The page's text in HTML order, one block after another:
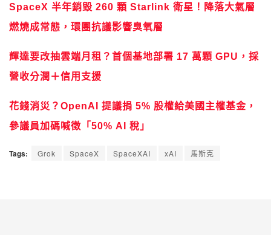
SpaceX 半年銷毀 260 顆 Starlink 衛星！降落大氣層
燃燒成常態，環團抗議影響臭氧層
輝達要改抽雲端月租？首個基地部署 17 萬顆 GPU，採
營收分潤＋信用支援
花錢消災？OpenAI 提議捐 5% 股權給美國主權基金，
參議員加碼喊徵「50% AI 稅」
Tags: Grok SpaceX SpaceXAI xAI 馬斯克